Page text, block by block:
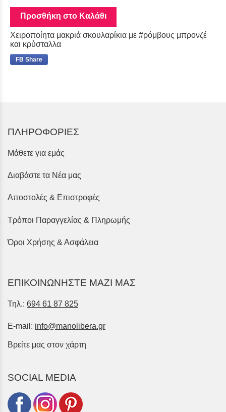
Προσθήκη στο Καλάθι
Χειροποίητα μακριά σκουλαρίκια με #ρόμβους μπρονζέ
και κρύσταλλα
FB Share
ΠΛΗΡΟΦΟΡΙΕΣ
Μάθετε για εμάς
Διαβάστε τα Νέα μας
Αποστολές & Επιστροφές
Τρόποι Παραγγελίας & Πληρωμής
Όροι Χρήσης & Ασφάλεια
ΕΠΙΚΟΙΝΩΝΗΣΤΕ ΜΑΖΙ ΜΑΣ
Τηλ.: 694 61 87 825
E-mail: info@manolibera.gr
Βρείτε μας στον χάρτη
SOCIAL MEDIA